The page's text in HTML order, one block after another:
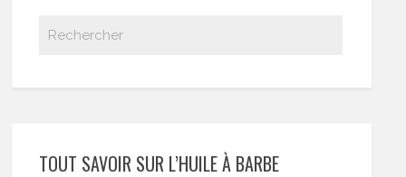
TOUT SAVOIR SUR L’HUILE À BARBE